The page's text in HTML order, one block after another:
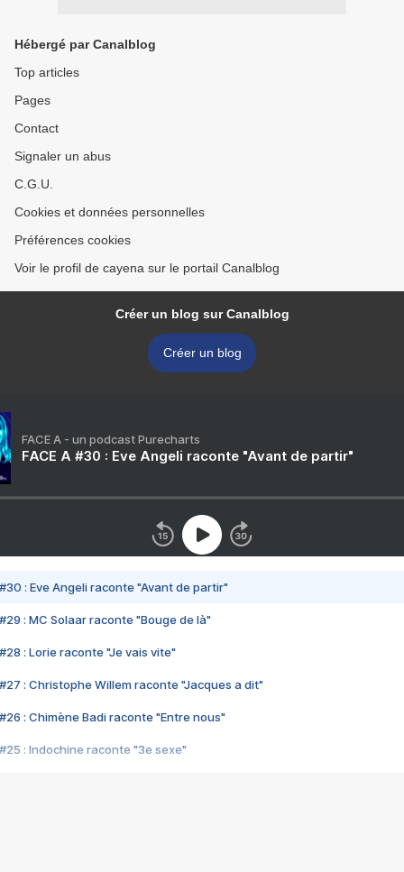
Hébergé par Canalblog
Top articles
Pages
Contact
Signaler un abus
C.G.U.
Cookies et données personnelles
Préférences cookies
Voir le profil de cayena sur le portail Canalblog
Créer un blog sur Canalblog
Créer un blog
FACE A - un podcast Purecharts
FACE A #30 : Eve Angeli raconte "Avant de partir"
#30 : Eve Angeli raconte "Avant de partir"
#29 : MC Solaar raconte "Bouge de là"
#28 : Lorie raconte "Je vais vite"
#27 : Christophe Willem raconte "Jacques a dit"
#26 : Chimène Badi raconte "Entre nous"
#25 : Indochine raconte "3e sexe"